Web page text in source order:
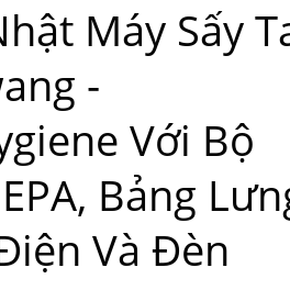
Máy Sấy
-
Với Bộ
Bảng
Và Đèn